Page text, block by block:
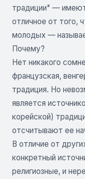
традиции" —
отличное от того,
молодых —
Почему?
Нет никакого
французская,
традиция. Но
является
корейской)
отсчитывают ее
В отличие от
конкретный
религиозные, и